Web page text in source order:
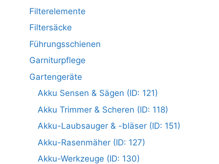
Filterelemente
Filtersäcke
Führungsschienen
Garniturpflege
Gartengeräte
Akku Sensen & Sägen (ID: 121)
Akku Trimmer & Scheren (ID: 118)
Akku-Laubsauger & -bläser (ID: 151)
Akku-Rasenmäher (ID: 127)
Akku-Werkzeuge (ID: 130)